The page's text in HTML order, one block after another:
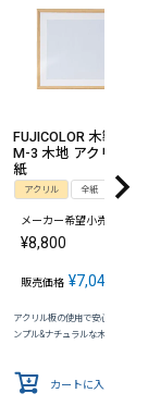
FUJICOLOR 木製額縁
M-3 木地 アクリル 全
紙
アクリル 全紙
メーカー希望小売価格
¥8,800
販売価格 ¥7,040
アクリル板の使用で安心感が向上
ンプル&ナチュラルな木製額縁
カートに入れる